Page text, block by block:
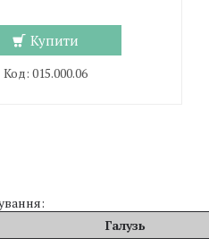
Купити
015.000.06
Галузь